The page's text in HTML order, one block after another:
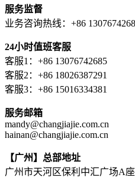
服务监督
业务咨询热线：+86
24小时值班客服
客服1：+86 13076742685
客服2：+86 18026387291
客服3：+86 15016334381
服务邮箱
mandy@changjiajie.com.cn
hainan@changjiajie.com.cn
【广州】总部地址
广州市天河区保利中汇广场A